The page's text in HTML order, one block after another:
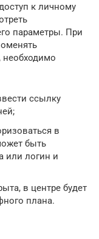
к личному
параметры. При
ссылку
в
быть
или логин и
в центре будет
плана.